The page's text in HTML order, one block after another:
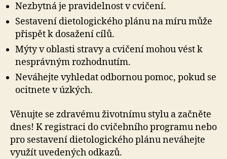
Nezbytná je pravidelnost v cvičení.
Sestavení dietologického plánu na míru může
přispět k dosažení cílů.
Mýty v oblasti stravy a cvičení mohou vést k
nesprávným rozhodnutím.
Neváhejte vyhledat odbornou pomoc, pokud se
ocitnete v úzkých.
Věnujte se zdravému životnímu stylu a začněte
dnes! K registraci do cvičebního programu nebo
pro sestavení dietologického plánu neváhejte
využít uvedených odkazů.